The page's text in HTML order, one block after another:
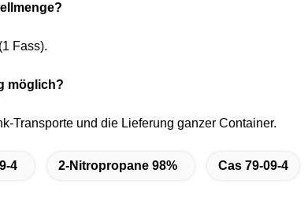
Fass).
möglich?
Transporte und die Lieferung ganzer Container.
4 2-Nitropropane 98% Cas 79-09-4